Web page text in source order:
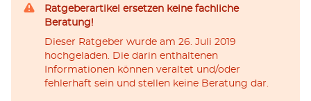
Ratgeberartikel ersetzen keine fachliche
Beratung!
Dieser Ratgeber wurde am 26. Juli 2019
hochgeladen. Die darin enthaltenen
Informationen können veraltet und/oder
fehlerhaft sein und stellen keine Beratung dar.